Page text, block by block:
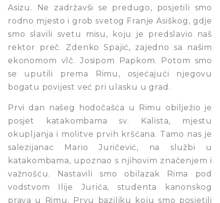
Asizu. Ne zadržavši se predugo, posjetili smo
rodno mjesto i grob svetog Franje Asiškog, gdje
smo slavili svetu misu, koju je predslavio naš
rektor preč. Zdenko Spajić, zajedno sa našim
ekonomom vlč. Josipom Papkom. Potom smo
se uputili prema Rimu, osjećajući njegovu
bogatu povijest već pri ulasku u grad.
Prvi dan našeg hodočašća u Rimu obilježio je
posjet katakombama sv. Kalista, mjestu
okupljanja i molitve prvih kršćana. Tamo nas je
salezijanac Mario Juričević, na službi u
katakombama, upoznao s njihovim značenjem i
važnošću. Nastavili smo obilazak Rima pod
vodstvom Ilije Jurića, studenta kanonskog
prava u Rimu. Prvu baziliku koju smo posjetili